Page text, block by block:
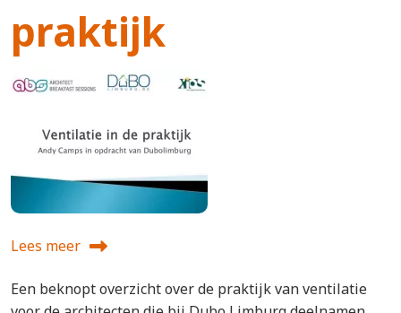
praktijk
Lees meer
over Ventilatie in de praktijk
Een beknopt overzicht over de praktijk van ventilatie